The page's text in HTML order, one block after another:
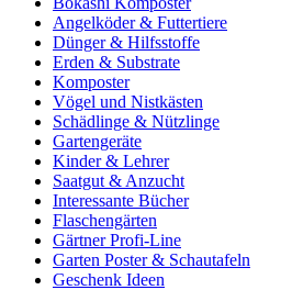
Angelköder & Futtertiere
Dünger & Hilfsstoffe
Erden & Substrate
Komposter
Vögel und Nistkästen
Schädlinge & Nützlinge
Gartengeräte
Kinder & Lehrer
Saatgut & Anzucht
Interessante Bücher
Flaschengärten
Gärtner Profi-Line
Garten Poster & Schautafeln
Geschenk Ideen